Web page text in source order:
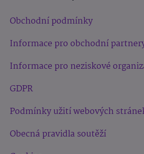
Obchodní podmínky
Informace pro obchodní
Informace pro neziskové
GDPR
Podmínky užití webových
Obecná pravidla soutěží